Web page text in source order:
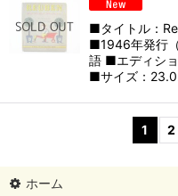
■タイトル：
■1946年発行
語 ■エディショ
■サイズ：
1 2
ホーム